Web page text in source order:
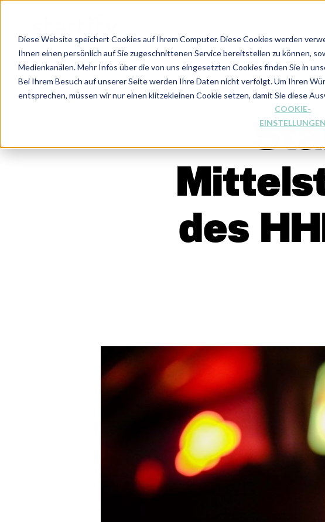
Diese Website speichert Cookies auf Ihrem Computer. Diese Cookies werden
Ihnen einen persönlich auf Sie zugeschnittenen Service bereitstellen zu können,
Medienkanälen. Mehr Infos über die von uns eingesetzten Cookies finden Sie in
Bei Ihrem Besuch auf unserer Seite werden Ihre Daten nicht verfolgt. Um Ihren
entsprechen, müssen wir nur einen klitzekleinen Cookie setzen, damit Sie diese
COOKIE-
EINSTELLUNGEN
des